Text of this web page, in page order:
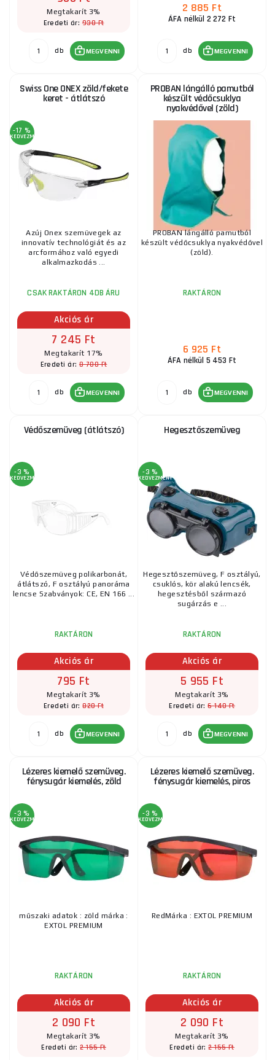
- kellemes érzés a szem számára, enyhíti a fáradtságot a
Megtakarít 3%
Eredeti ár:930 Ft
db MEGVENNI
2 885 Ft
ÁFA nélkül 2 272 Ft
db MEGVENNI
Swiss One ONEX zöld/fekete
keret - átlátszó
-17 %
KEDVEZMÉNY
Azúj Onex szemüvegek az
innovatív technológiát és az
arcformához való egyedi
alkalmazkodás ...
CSAK RAKTÁRON 4DB ÁRU
Akciós ár
7 245 Ft
Megtakarít 17%
Eredeti ár:8 700 Ft
db MEGVENNI
PROBAN lángálló pamutból
készült védőcsuklya
nyakvédővel (zöld)
PROBAN lángálló pamutból
készült védőcsuklya nyakvédővel
(zöld).
RAKTÁRON
6 925 Ft
ÁFA nélkül 5 453 Ft
db MEGVENNI
Védőszemüveg (átlátszó)
-3 %
KEDVEZMÉNY
Védőszemüveg polikarbonát,
átlátszó, F osztályú panoráma
lencse Szabványok: CE, EN 166 ...
RAKTÁRON
Akciós ár
795 Ft
Megtakarít 3%
Eredeti ár:820 Ft
db MEGVENNI
Hegesztőszemüveg
-3 %
KEDVEZMÉNY
Hegesztőszemüveg, F osztályú,
csuklós, kör alakú lencsék,
hegesztésből származó
sugárzás e ...
RAKTÁRON
Akciós ár
5 955 Ft
Megtakarít 3%
Eredeti ár:6 140 Ft
db MEGVENNI
Lézeres kiemelő szemüveg.
fénysugár kiemelés, zöld
-3 %
KEDVEZMÉNY
műszaki adatok : zöld márka :
EXTOL PREMIUM
RAKTÁRON
Akciós ár
2 090 Ft
Megtakarít 3%
Eredeti ár:2 155 Ft
Lézeres kiemelő szemüveg.
fénysugár kiemelés, piros
-3 %
KEDVEZMÉNY
RedMárka : EXTOL PREMIUM
RAKTÁRON
Akciós ár
2 090 Ft
Megtakarít 3%
Eredeti ár:2 155 Ft